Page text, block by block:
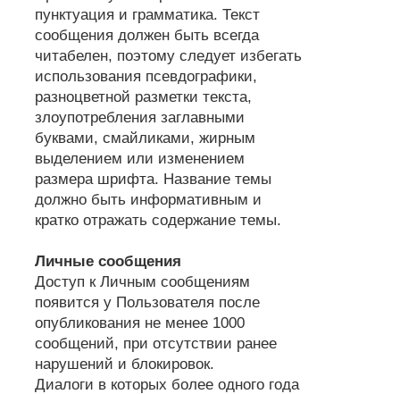
пунктуация и грамматика. Текст
сообщения должен быть всегда
читабелен, поэтому следует избегать
использования псевдографики,
разноцветной разметки текста,
злоупотребления заглавными
буквами, смайликами, жирным
выделением или изменением
размера шрифта. Название темы
должно быть информативным и
кратко отражать содержание темы.
Личные сообщения
Доступ к Личным сообщениям
появится у Пользователя после
опубликования не менее 1000
сообщений, при отсутствии ранее
нарушений и блокировок.
Диалоги в которых более одного года